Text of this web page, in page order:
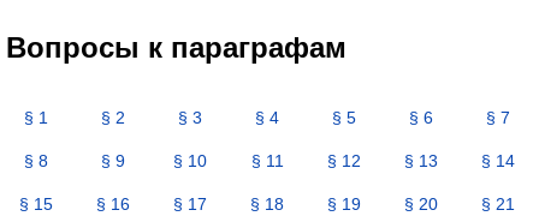
Вопросы к параграфам
§ 1 § 2 § 3 § 4 § 5 § 6 § 7
§ 8 § 9 § 10 § 11 § 12 § 13 § 14
§ 15 § 16 § 17 § 18 § 19 § 20 § 21